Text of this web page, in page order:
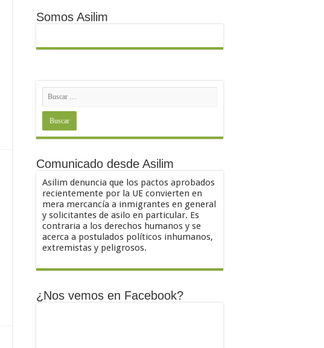
Somos Asilim
Comunicado desde Asilim
Asilim denuncia que los pactos aprobados
recientemente por la UE convierten en
mera mercancía a inmigrantes en general
y solicitantes de asilo en particular. Es
contraria a los derechos humanos y se
acerca a postulados políticos inhumanos,
extremistas y peligrosos.
¿Nos vemos en Facebook?